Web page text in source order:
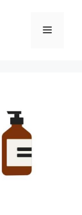
메